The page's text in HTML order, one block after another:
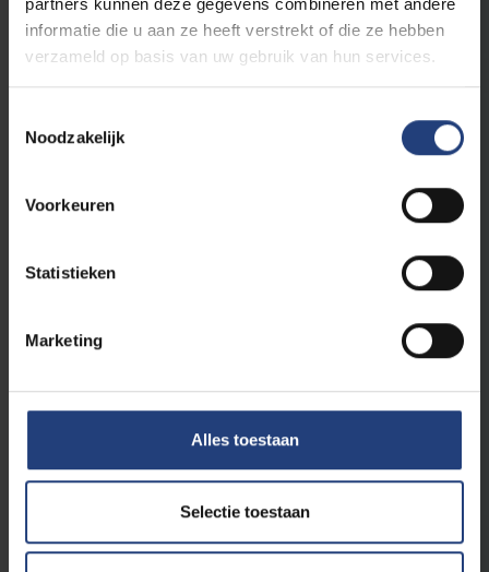
informatie die u aan ze heeft verstrekt of die ze hebben
verzameld op basis van uw gebruik van hun services.
Noodzakelijk
Voorkeuren
Statistieken
Marketing
Alles toestaan
Selectie toestaan
Lees meer
Eerste VUB FabLab beademingstoestellen
geproduceerd door Audi Brussels,
Tijdens Covid-19 pandemie